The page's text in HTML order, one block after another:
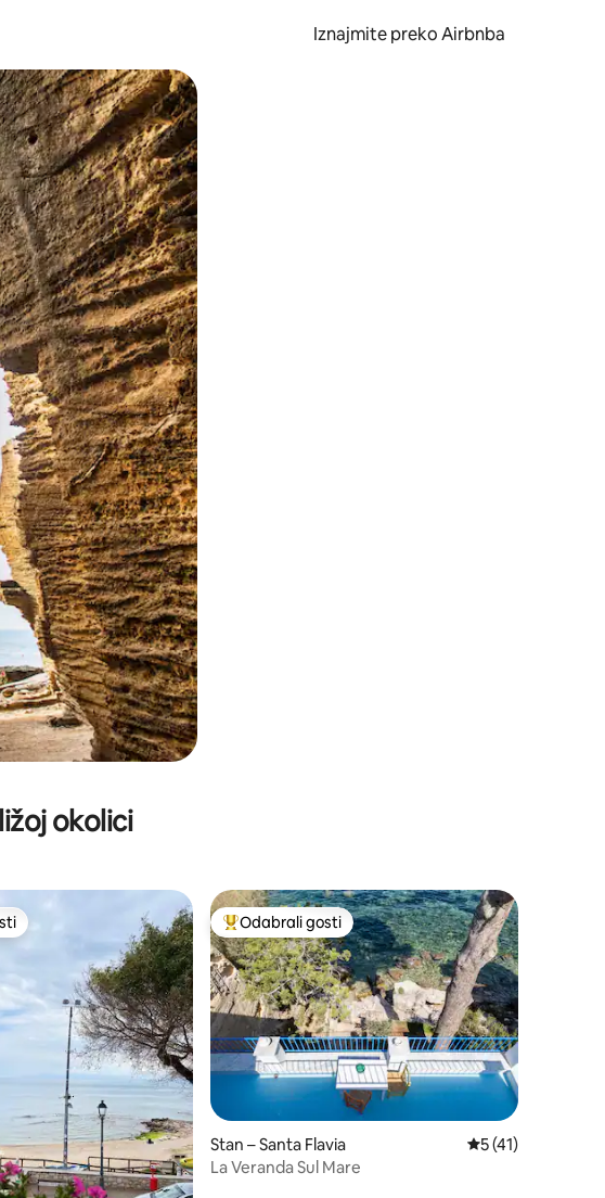
Iznajmite preko Airbnba
i dodirom ili prelaskom prstom po zaslonu.
okolici
s oznakom „Odabrali gosti”Među najviše rangiranima s oznakom „Odabrali gosti”
Odabrali gosti
Stan – Santa Flavia Prosječna ocjena:
5 (41)
La Veranda Sul Mare